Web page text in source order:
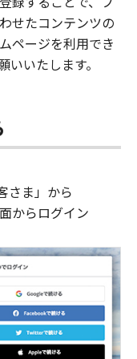
せたコンテンツの
ページを利用でき
いたします。
さま」から
からログイン